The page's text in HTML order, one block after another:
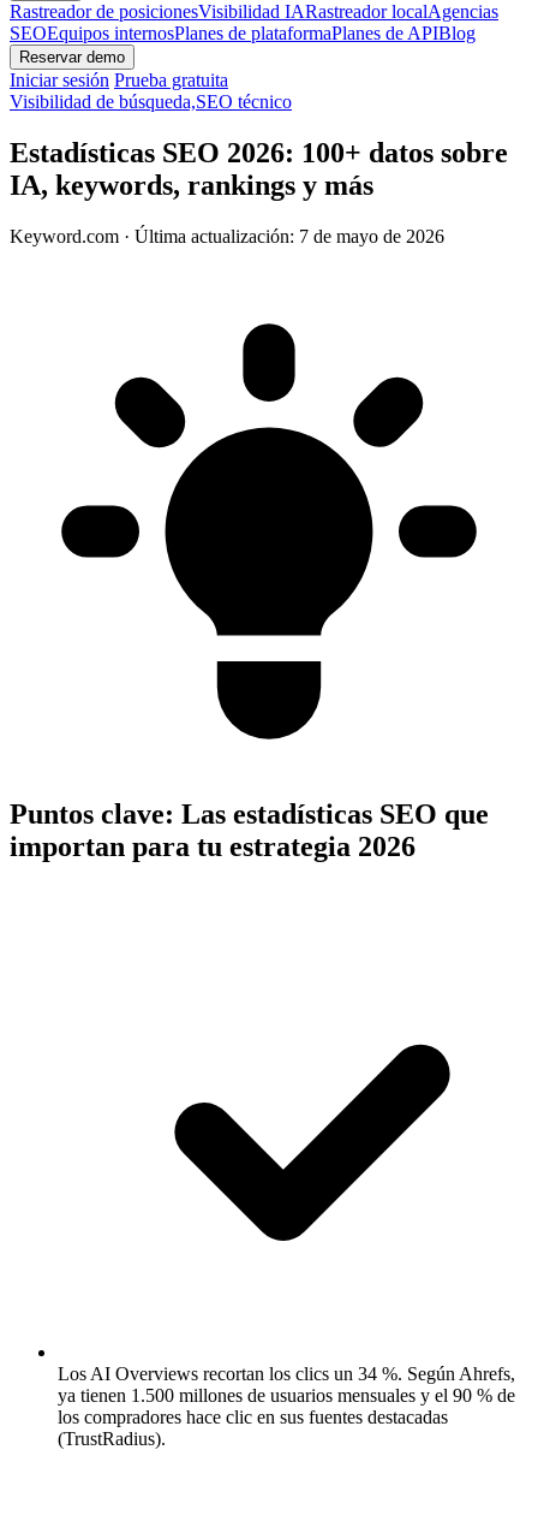
Rastreador de posicionesVisibilidad IARastreador localAgencias
SEOEquipos internosPlanes de plataformaPlanes de APIBlog
Reservar demo
Iniciar sesión Prueba gratuita
Visibilidad de búsqueda,SEO técnico
Estadísticas SEO 2026: 100+ datos sobre
IA, keywords, rankings y más
Keyword.com · Última actualización: 7 de mayo de 2026
Puntos clave: Las estadísticas SEO que
importan para tu estrategia 2026
Los AI Overviews recortan los clics un 34 %. Según Ahrefs,
ya tienen 1.500 millones de usuarios mensuales y el 90 % de
los compradores hace clic en sus fuentes destacadas
(TrustRadius).